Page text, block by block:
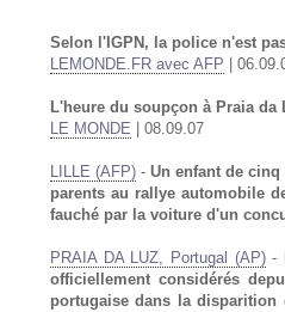
Selon l'IGPN, la police n'est
LEMONDE.FR avec AFP |
L'heure du soupçon à Praia da
LE MONDE | 08.09.07
LILLE (AFP) -Un enfant de
parents au rallye automobile
fauché par la voiture d'un
PRAIA DA LUZ, Portugal (AP)-
officiellement considérés
portugaise dans la